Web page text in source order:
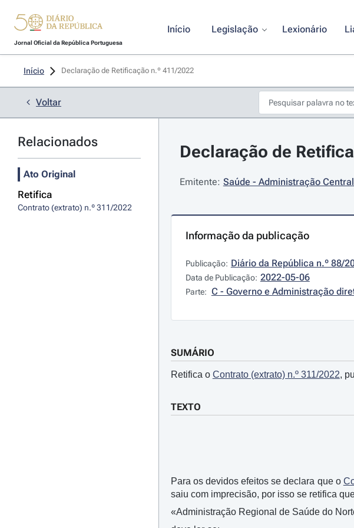
Jornal Oficial da República Portuguesa
Início Legislação Lexionário
Início Declaração de Retificação n.º 411/2022
Voltar
Relacionados
Ato Original
Retifica
Contrato (extrato) n.º 311/2022
Declaração de
Emitente: Saúde - Administração
Informação da publicação
Publicação: Diário da República n.º 88/
Data de Publicação: 2022-05-06
Parte: C - Governo e Administração
SUMÁRIO
Retifica o Contrato (extrato) n.º 311/2022,
TEXTO
Para os devidos efeitos se declara que o
saiu com imprecisão, por isso se retifica
«Administração Regional de Saúde do